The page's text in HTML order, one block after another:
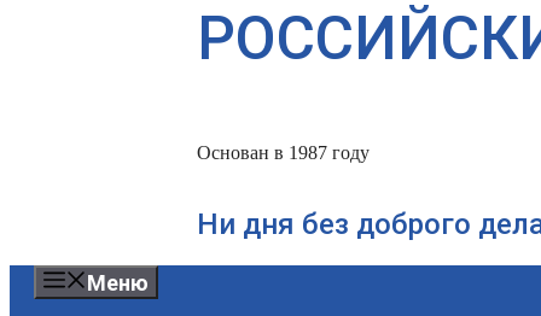
Основан в 1987 году
Ни дня без доброго
Меню